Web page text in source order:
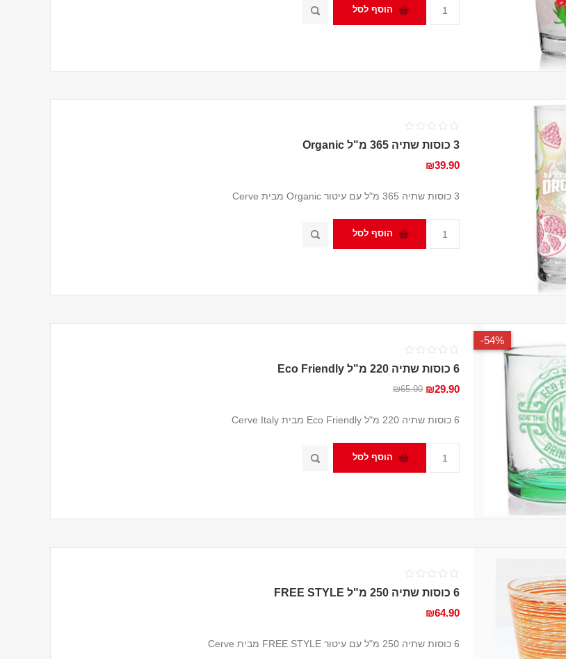
הוסף לסל
3 כוסות שתיה 365 מ"ל Organic
₪39.90
3 כוסות שתיה 365 מ"ל עם עיטור Organic מבית Cerve
הוסף לסל
54%-
6 כוסות שתיה 220 מ"ל Eco Friendly
₪29.90
₪65.00
6 כוסות שתיה 220 מ"ל Eco Friendly מבית Cerve Italy
הוסף לסל
6 כוסות שתיה 250 מ"ל FREE STYLE
₪64.90
6 כוסות שתיה 250 מ"ל עם עיטור FREE STYLE מבית Cerve